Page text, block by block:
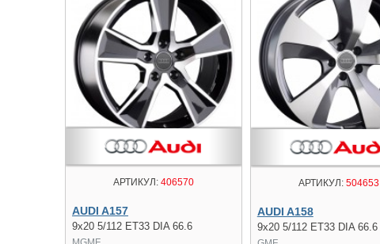
АРТИКУЛ:406570
AUDI A157
9x20 5/112 ET33 DIA 66.6
АРТИКУЛ:504653
AUDI A158
9x20 5/112 ET33 DIA 66.6